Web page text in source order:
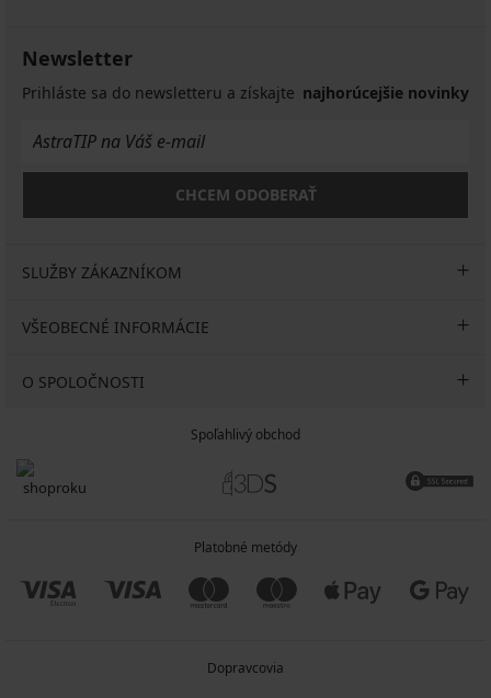
Newsletter
Prihláste sa do newsletteru a získajte najhorúcejšie novinky
CHCEM ODOBERAŤ
SLUŽBY ZÁKAZNÍKOM
VŠEOBECNÉ INFORMÁCIE
O SPOLOČNOSTI
Spoľahlivý obchod
Platobné metódy
Dopravcovia